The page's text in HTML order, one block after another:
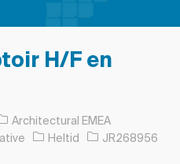
H/F en
Architectural EMEA
Typ av jobb
Heltid Jobb-ID
JR268956